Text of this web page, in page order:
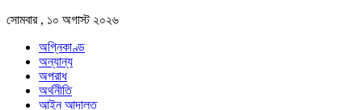
সোমবার , ১০ অগাস্ট ২০২৬
অগ্নিকাণ্ড
অন্যান্য
অপরাধ
অর্থনীতি
আইন আদালত